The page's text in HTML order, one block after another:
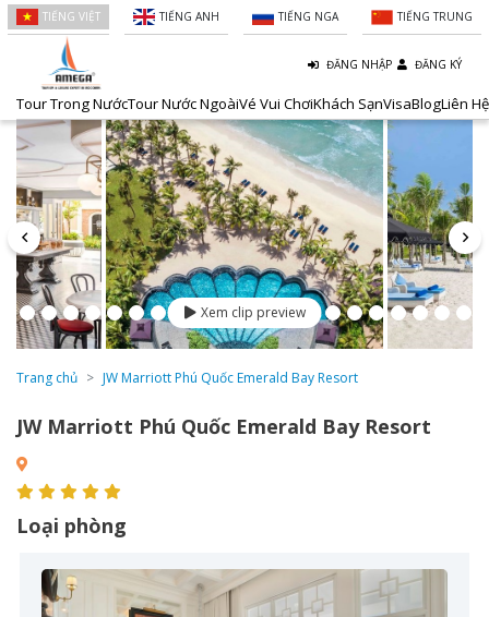
TIẾNG VIỆT TIẾNG ANH TIẾNG NGA TIẾNG TRUNG
ĐĂNG NHẬP ĐĂNG KÝ
Tour Trong NướcTour Nước NgoàiVé Vui ChơiKhách SạnVisaBlogLiên Hệ
Xem clip preview
Trang chủ JW Marriott Phú Quốc Emerald Bay Resort
JW Marriott Phú Quốc Emerald Bay Resort
Loại phòng